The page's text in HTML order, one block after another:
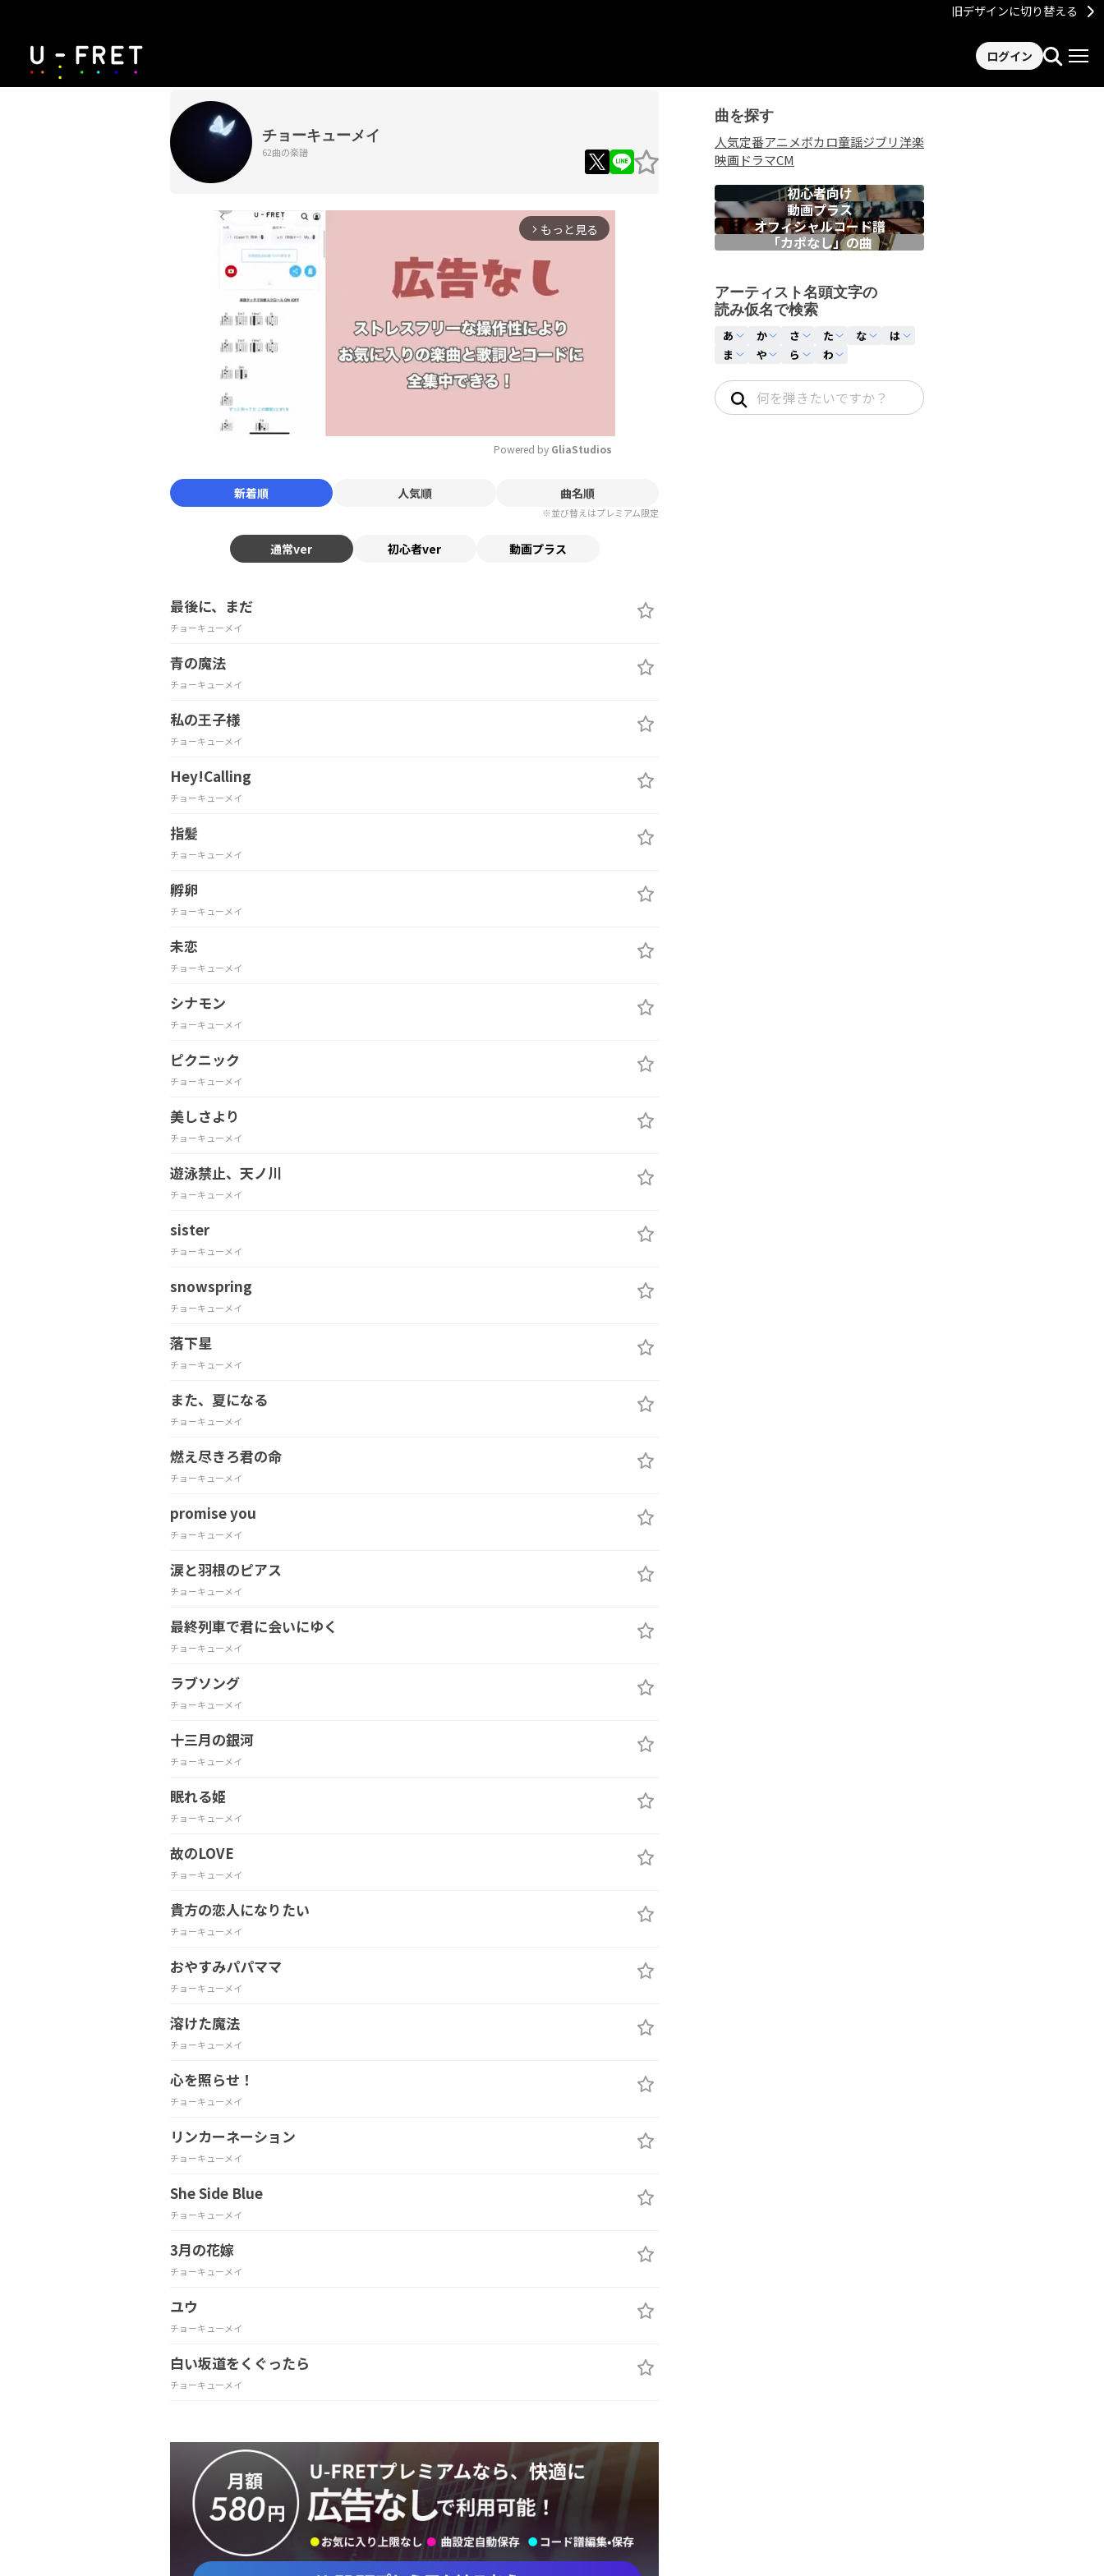
旧デザインに切り替える
ログイン
チョーキューメイ
62曲の楽譜
arrow_forward_ios もっと見る
Mute
Powered by GliaStudios
新着順 人気順 曲名順
※並び替えはプレミアム限定
通常ver 初心者ver 動画プラス
最後に、まだ
チョーキューメイ
青の魔法
チョーキューメイ
私の王子様
チョーキューメイ
Hey!Calling
チョーキューメイ
指髪
チョーキューメイ
孵卵
チョーキューメイ
未恋
チョーキューメイ
シナモン
チョーキューメイ
ピクニック
チョーキューメイ
美しさより
チョーキューメイ
遊泳禁止、天ノ川
チョーキューメイ
sister
チョーキューメイ
snowspring
チョーキューメイ
落下星
チョーキューメイ
また、夏になる
チョーキューメイ
燃え尽きろ君の命
チョーキューメイ
promise you
チョーキューメイ
涙と羽根のピアス
チョーキューメイ
最終列車で君に会いにゆく
チョーキューメイ
ラブソング
チョーキューメイ
十三月の銀河
チョーキューメイ
眠れる姫
チョーキューメイ
故のLOVE
チョーキューメイ
貴方の恋人になりたい
チョーキューメイ
おやすみパパママ
チョーキューメイ
溶けた魔法
チョーキューメイ
心を照らせ！
チョーキューメイ
リンカーネーション
チョーキューメイ
She Side Blue
チョーキューメイ
3月の花嫁
チョーキューメイ
ユウ
チョーキューメイ
白い坂道をくぐったら
チョーキューメイ
曲を探す
人気定番アニメボカロ童謡ジブリ洋楽
映画ドラマCM
初心者向け
動画プラス
オフィシャルコード譜
「カポなし」の曲
アーティスト名頭文字の
読み仮名で検索